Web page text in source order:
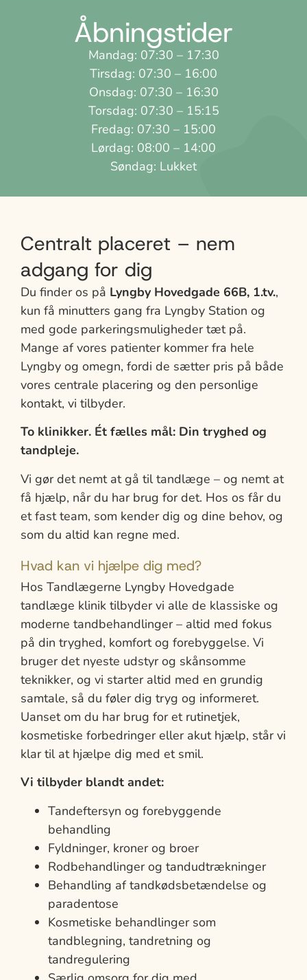
Åbningstider
Mandag: 07:30 – 17:30
Tirsdag: 07:30 – 16:00
Onsdag: 07:30 – 16:30
Torsdag: 07:30 – 15:15
Fredag: 07:30 – 15:00
Lørdag: 08:00 – 14:00
Søndag: Lukket
Centralt placeret – nem
adgang for dig
Du finder os på Lyngby Hovedgade 66B, 1.tv.,
kun få minutters gang fra Lyngby Station og
med gode parkeringsmuligheder tæt på.
Mange af vores patienter kommer fra hele
Lyngby og omegn, fordi de sætter pris på både
vores centrale placering og den personlige
kontakt, vi tilbyder.
To klinikker. Ét fælles mål: Din tryghed og
tandpleje.
Vi gør det nemt at gå til tandlæge – og nemt at
få hjælp, når du har brug for det. Hos os får du
et fast team, som kender dig og dine behov, og
som du altid kan regne med.
Hvad kan vi hjælpe dig med?
Hos Tandlægerne Lyngby Hovedgade
tandlæge klinik tilbyder vi alle de klassiske og
moderne tandbehandlinger – altid med fokus
på din tryghed, komfort og forebyggelse. Vi
bruger det nyeste udstyr og skånsomme
teknikker, og vi starter altid med en grundig
samtale, så du føler dig tryg og informeret.
Uanset om du har brug for et rutinetjek,
kosmetiske forbedringer eller akut hjælp, står vi
klar til at hjælpe dig med et smil.
Vi tilbyder blandt andet:
Tandeftersyn og forebyggende
behandling
Fyldninger, kroner og broer
Rodbehandlinger og tandudtrækninger
Behandling af tandkødsbetændelse og
paradentose
Kosmetiske behandlinger som
tandblegning, tandretning og
tandregulering